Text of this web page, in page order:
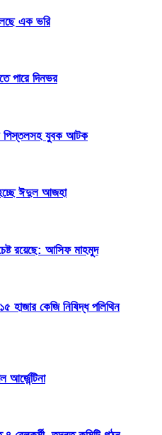
এক ভরি
পারে দিনভর
পিস্তলসহ যুবক আটক
হচ্ছে ঈদুল আজহা
রয়েছে: আসিফ মাহমুদ
হাজার কেজি নিষিদ্ধ পলিথিন
আর্জেন্টিনা